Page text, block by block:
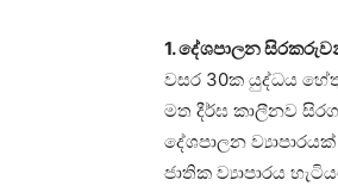
1. දේශපාලන
වසර 30ක යුද්ධය
මත දීර්ඝ කාලීනව
දේශපාලන
ජාතික ව්‍යාපාරය